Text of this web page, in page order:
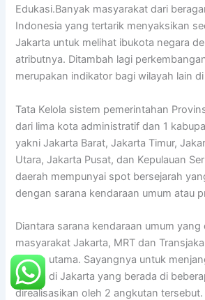
Edukasi.Banyak masyarakat dari
Indonesia yang tertarik menyaksikan
Jakarta untuk melihat ibukota negara
atributnya. Ditambah lagi
merupakan indikator bagi wilayah lain
Tata Kelola sistem pemerintahan
dari lima kota administratif dan 1
yakni Jakarta Barat, Jakarta Timur,
Utara, Jakarta Pusat, dan Kepulauan
daerah mempunyai spot bersejarah
dengan sarana kendaraan umum atau
Diantara sarana kendaraan umum yang
masyarakat Jakarta, MRT dan
pilihan utama. Sayangnya untuk
wisata di Jakarta yang berada di
direalisasikan oleh 2 angkutan tersebut.